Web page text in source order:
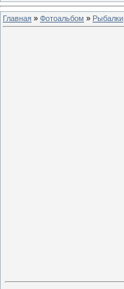
Главная » Фотоальбом » Рыбалки